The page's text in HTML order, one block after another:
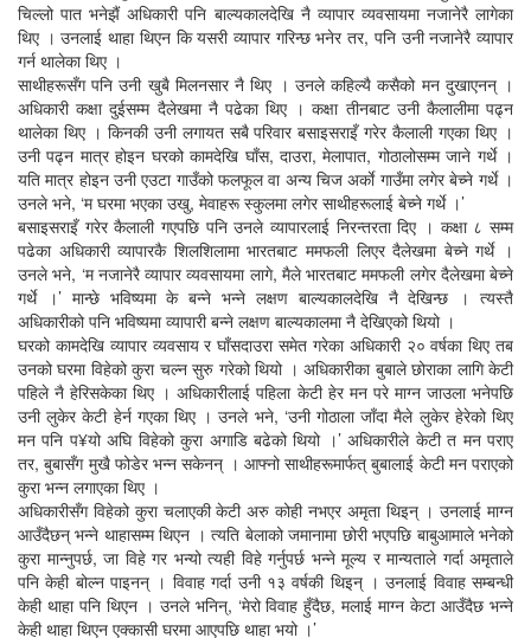
चिल्लो पात भनेझैं अधिकारी पनि बाल्यकालदेखि नै व्यापार व्यवसायमा नजानेरै लागेका
थिए । उनलाई थाहा थिएन कि यसरी व्यापार गरिन्छ भनेर तर, पनि उनी नजानेरै व्यापार
गर्न थालेका थिए ।
साथीहरूसँग पनि उनी खुबै मिलनसार नै थिए । उनले कहिल्यै कसैको मन दुखाएनन् ।
अधिकारी कक्षा दुईसम्म दैलेखमा नै पढेका थिए । कक्षा तीनबाट उनी कैलालीमा पढ्न
थालेका थिए । किनकी उनी लगायत सबै परिवार बसाइसराइँ गरेर कैलाली गएका थिए ।
उनी पढ्न मात्र होइन घरको कामदेखि घाँस, दाउरा, मेलापात, गोठालोसम्म जाने गर्थे ।
यति मात्र होइन उनी एउटा गाउँको फलफूल वा अन्य चिज अर्काे गाउँमा लगेर बेच्ने गर्थे ।
उनले भने, ‘म घरमा भएका उखु, मेवाहरू स्कुलमा लगेर साथीहरूलाई बेच्ने गर्थे ।’
बसाइसराइँ गरेर कैलाली गएपछि पनि उनले व्यापारलाई निरन्तरता दिए । कक्षा ८ सम्म
पढेका अधिकारी व्यापारकै शिलशिलामा भारतबाट ममफली लिएर दैलेखमा बेच्ने गर्थे ।
उनले भने, ‘म नजानेरै व्यापार व्यवसायमा लागे, मैले भारतबाट ममफली लगेर दैलेखमा बेच्ने
गर्थे ।’ मान्छे भविष्यमा के बन्ने भन्ने लक्षण बाल्यकालदेखि नै देखिन्छ । त्यस्तै
अधिकारीको पनि भविष्यमा व्यापारी बन्ने लक्षण बाल्यकालमा नै देखिएको थियो ।
घरको कामदेखि व्यापार व्यवसाय र घाँसदाउरा समेत गरेका अधिकारी २० वर्षका थिए तब
उनको घरमा विहेको कुरा चल्न सुरु गरेको थियो । अधिकारीका बुबाले छोराका लागि केटी
पहिले नै हेरिसकेका थिए । अधिकारीलाई पहिला केटी हेर मन परे माग्न जाउला भनेपछि
उनी लुकेर केटी हेर्न गएका थिए । उनले भने, ‘उनी गोठाला जाँदा मैले लुकेर हेरेको थिए
मन पनि प¥यो अघि विहेको कुरा अगाडि बढेको थियो ।’ अधिकारीले केटी त मन पराए
तर, बुबासँग मुखै फोडेर भन्न सकेनन् । आफ्नो साथीहरूमार्फत् बुबालाई केटी मन पराएको
कुरा भन्न लगाएका थिए ।
अधिकारीसँग विहेको कुरा चलाएकी केटी अरु कोही नभएर अमृता थिइन् । उनलाई माग्न
आउँदैछन् भन्ने थाहासम्म थिएन । त्यति बेलाको जमानामा छोरी भएपछि बाबुआमाले भनेको
कुरा मान्नुपर्छ, जा विहे गर भन्यो त्यही विहे गर्नुपर्छ भन्ने मूल्य र मान्यताले गर्दा अमृताले
पनि केही बोल्न पाइनन् । विवाह गर्दा उनी १३ वर्षकी थिइन् । उनलाई विवाह सम्बन्धी
केही थाहा पनि थिएन । उनले भनिन्, ‘मेरो विवाह हुँदैछ, मलाई माग्न केटा आउँदैछ भन्ने
केही थाहा थिएन एक्कासी घरमा आएपछि थाहा भयो ।’